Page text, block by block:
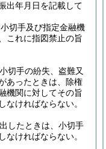
出年月日を記載して
切手及び指定金融機
これに指図禁止の旨
切手の紛失、盗難又
あったときは、除権
機関に対してその旨
なければならない。
したときは、小切手
なければならない。